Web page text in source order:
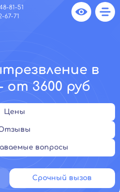
81-51
67-71
в
от 3600 руб
Цены
вопросы
Срочный вызов